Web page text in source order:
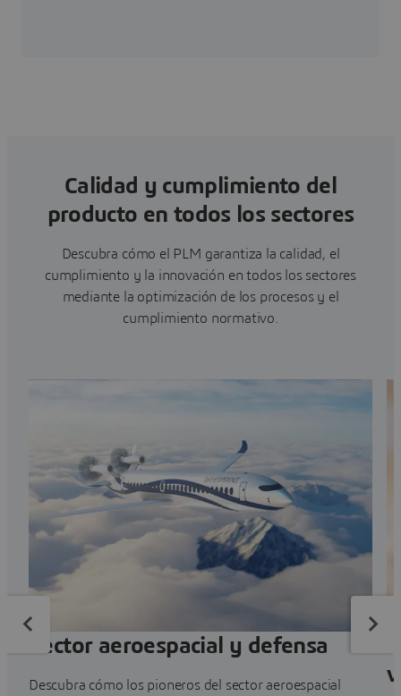
Calidad y cumplimiento del
producto en todos los sectores
Descubra cómo el PLM garantiza la calidad, el
cumplimiento y la innovación en todos los sectores
mediante la optimización de los procesos y el
cumplimiento normativo.
Sector aeroespacial y defensa
Descubra cómo los pioneros del sector aeroespacial